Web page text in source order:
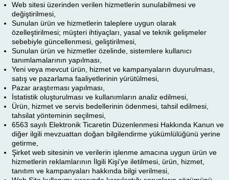
Web sitesi üzerinden verilen hizmetlerin sunulabilmesi ve
değiştirilmesi,
Sunulan ürün ve hizmetlerin taleplere uygun olarak
özelleştirilmesi; müşteri ihtiyaçları, yasal ve teknik gelişmeler
sebebiyle güncellenmesi, geliştirilmesi,
Sunulan ürün ve hizmetler özelinde, sistemlere kullanıcı
tanımlamalarının yapılması,
Yeni veya mevcut ürün, hizmet ve kampanyaların duyurulması,
satış ve pazarlama faaliyetlerinin yürütülmesi,
Pazar araştırması yapılması,
İstatistik oluşturulması ve kullanımların analiz edilmesi,
Ürün, hizmet ve servis bedellerinin ödenmesi, tahsil edilmesi,
tahsilat yönteminin seçilmesi,
6563 sayılı Elektronik Ticaretin Düzenlenmesi Hakkında Kanun ve
diğer ilgili mevzuattan doğan bilgilendirme yükümlülüğünü yerine
getirme,
Şirket web sitesinin ve verilerin işlenme amacına uygun ürün ve
hizmetlerin reklamlarının İlgili Kişi’ye iletilmesi, ürün, hizmet,
tanıtım ve kampanyaları hakkında bilgi verilmesi,